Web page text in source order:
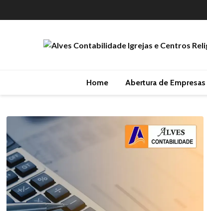
Home Abertura de Empresas